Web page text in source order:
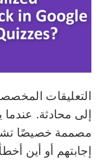
المخصصة
محادثة. عندما
خصيصًا
أو أين